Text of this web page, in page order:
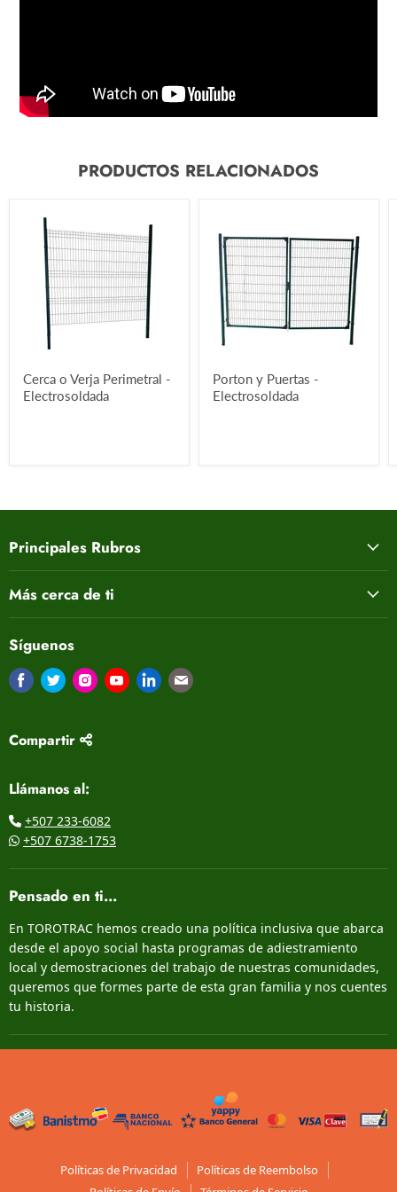
PRODUCTOS RELACIONADOS
Cerca o Verja Perimetral -
Electrosoldada
Porton y Puertas -
Electrosoldada
Principales Rubros
Más cerca de ti
Síguenos
Encuéntrenos en Facebook
Encuéntrenos en Twitter
Encuéntrenos en Instagram
Encuéntrenos en Youtube
Encuéntrenos en LinkedIn
Encuéntrenos en Correo
Compartir
Llámanos al:
+507 233-6082
+507 6738-1753
Pensado en ti...
En TOROTRAC hemos creado una política inclusiva que abarca
desde el apoyo social hasta programas de adiestramiento
local y demostraciones del trabajo de nuestras comunidades,
queremos que formes parte de esta gran familia y nos cuentes
tu historia.
Políticas de Privacidad
Políticas de Reembolso